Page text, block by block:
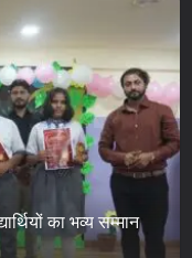
का भव्य सम्मान